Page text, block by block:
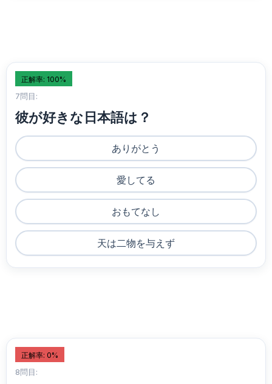
正解率: 100%
7問目:
彼が好きな日本語は？
ありがとう
愛してる
おもてなし
天は二物を与えず
正解率: 0%
8問目: